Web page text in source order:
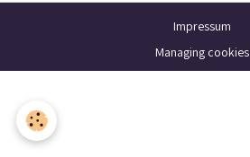
Impressum
Managing cookies